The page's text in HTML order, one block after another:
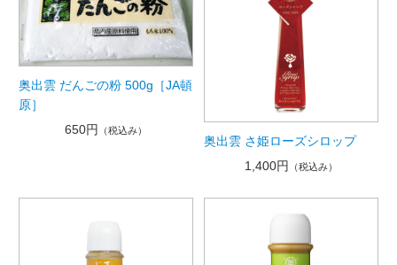
奥出雲 だんごの粉 500g［JA頓
原］
650円
（税込み）
奥出雲 さ姫ローズシロップ
1,400円
（税込み）